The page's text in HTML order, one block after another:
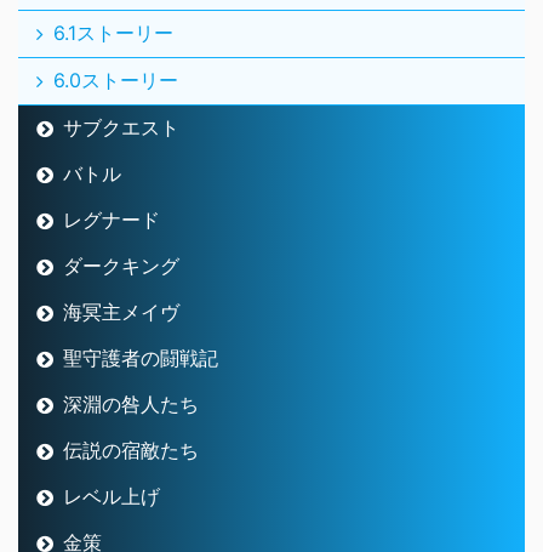
6.1ストーリー
6.0ストーリー
サブクエスト
バトル
レグナード
ダークキング
海冥主メイヴ
聖守護者の闘戦記
深淵の咎人たち
伝説の宿敵たち
レベル上げ
金策